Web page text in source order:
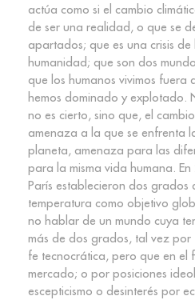
actúa como si el cambio
de ser una realidad, o que se
apartados; que es una crisis
humanidad; que son dos
que los humanos vivimos
hemos dominado y explotado.
no es cierto, sino que, el
amenaza a la que se enfrenta
planeta, amenaza para las
para la misma vida humana.
París establecieron dos grados
temperatura como objetivo
no hablar de un mundo cuya
más de dos grados, tal vez
fe tecnocrática, pero que en el
mercado; o por posiciones
escepticismo o desinterés por